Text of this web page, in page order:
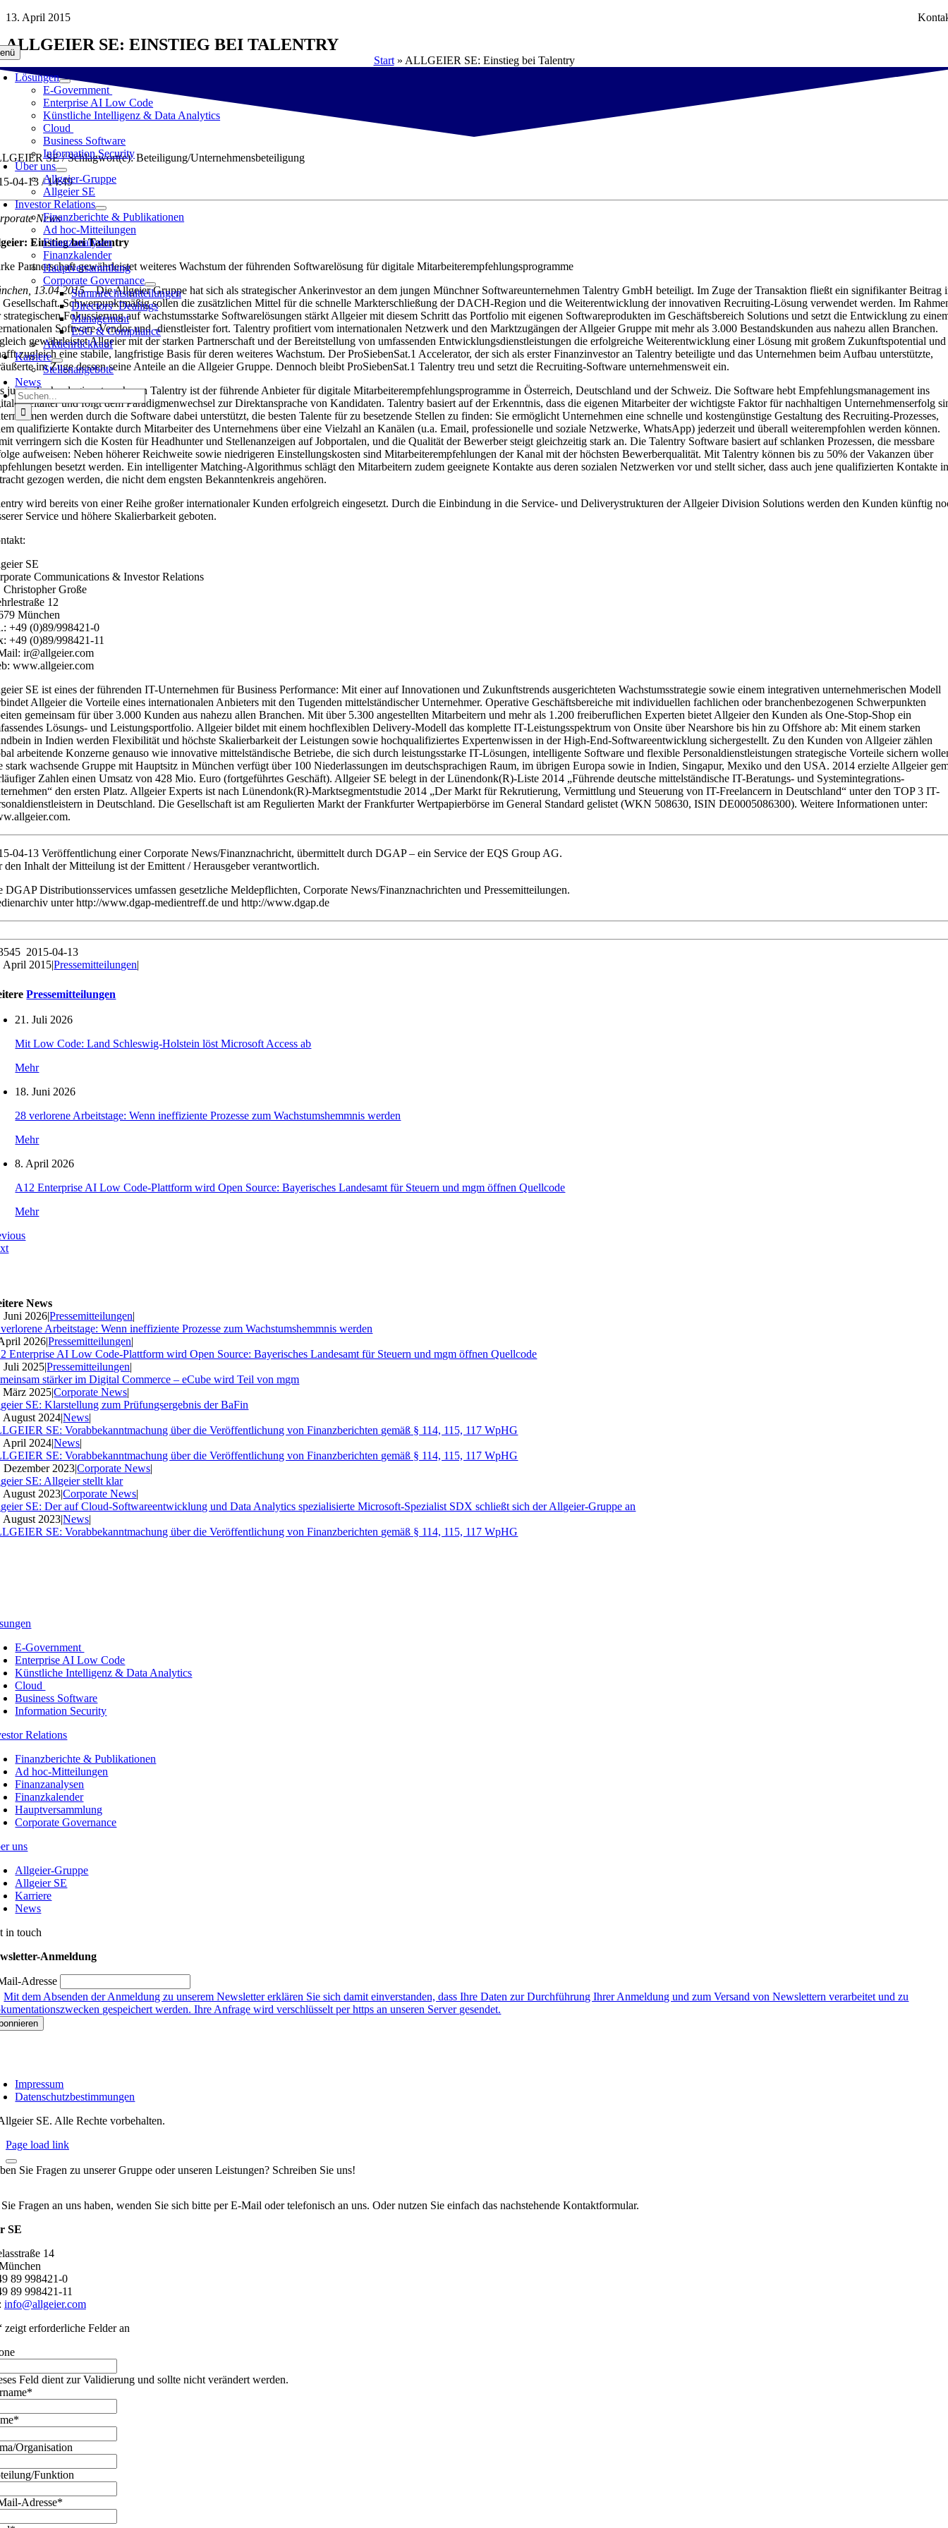
Zum
springen
Lösungen
E-Government
Enterprise AI Low Code
Künstliche Intelligenz & Data Analytics
Cloud
Business Software
Information Security
Über uns
Allgeier-Gruppe
Allgeier SE
Investor Relations
Finanzberichte & Publikationen
Ad hoc-Mitteilungen
Finanzanalysen
Finanzkalender
Hauptversammlung
Corporate Governance
Stimmrechtsmitteilungen
Directors‘ Dealings
Management
ESG & Compliance
Aktienrückkauf
Karriere
Stellenangebote
News
Suche
nach:
13. April 2015
ALLGEIER SE: EINSTIEG BEI TALENTRY
Start» ALLGEIER SE: Einstieg bei Talentry
SE / Schlagwort(e): Beteiligung/Unternehmensbeteiligung
04-13 / 14:49
News
Einstieg bei Talentry
Partnerschaft gewährleistet weiteres Wachstum der führenden Softwarelösung für digitale Mitarbeiterempfehlungsprogramme
13.04.2015 –Die Allgeier Gruppe hat sich als strategischer Ankerinvestor an dem jungen Münchner Softwareunternehmen Talentry GmbH beteiligt. Im Zuge der Transaktion fließt ein signifikanter Beitrag
Gesellschaft. Schwerpunktmäßig sollen die zusätzlichen Mittel für die schnelle Markterschließung der DACH-Region und die Weiterentwicklung der innovativen Recruiting-Lösung verwendet werden. Im
strategischen Fokussierung auf wachstumsstarke Softwarelösungen stärkt Allgeier mit diesem Schritt das Portfolio mit eigenen Softwareprodukten im Geschäftsbereich Solutions und setzt die Entwicklung zu
Software-Vendor und -dienstleister fort. Talentry profitiert vom internationalen Netzwerk und den Marktzugängen der Allgeier Gruppe mit mehr als 3.000 Bestandskunden aus nahezu allen Branchen.
gewährleistet Allgeier mit der starken Partnerschaft und der Bereitstellung von umfassenden Entwicklungsdienstleistungen die erfolgreiche Weiterentwicklung einer Lösung mit großem Zukunftspotential und
zugleich eine stabile, langfristige Basis für deren weiteres Wachstum. Der ProSiebenSat.1 Accelerator, der sich als erster Finanzinvestor an Talentry beteiligte und das Unternehmen beim Aufbau unterstützte,
im Zuge dessen seine Anteile an die Allgeier Gruppe. Dennoch bleibt ProSiebenSat.1 Talentry treu und setzt die Recruiting-Software unternehmensweit ein.
junge Technologieunternehmen Talentry ist der führende Anbieter für digitale Mitarbeiterempfehlungsprogramme in Österreich, Deutschland und der Schweiz. Die Software hebt Empfehlungsmanagement ins
Zeitalter und folgt dem Paradigmenwechsel zur Direktansprache von Kandidaten. Talentry basiert auf der Erkenntnis, dass die eigenen Mitarbeiter der wichtigste Faktor für nachhaltigen Unternehmenserfolg
werden durch die Software dabei unterstützt, die besten Talente für zu besetzende Stellen zu finden: Sie ermöglicht Unternehmen eine schnelle und kostengünstige Gestaltung des Recruiting-Prozesses,
qualifizierte Kontakte durch Mitarbeiter des Unternehmens über eine Vielzahl an Kanälen (u.a. Email, professionelle und soziale Netzwerke, WhatsApp) jederzeit und überall weiterempfohlen werden können.
verringern sich die Kosten für Headhunter und Stellenanzeigen auf Jobportalen, und die Qualität der Bewerber steigt gleichzeitig stark an. Die Talentry Software basiert auf schlanken Prozessen, die messbare
aufweisen: Neben höherer Reichweite sowie niedrigeren Einstellungskosten sind Mitarbeiterempfehlungen der Kanal mit der höchsten Bewerberqualität. Mit Talentry können bis zu 50% der Vakanzen über
besetzt werden. Ein intelligenter Matching-Algorithmus schlägt den Mitarbeitern zudem geeignete Kontakte aus deren sozialen Netzwerken vor und stellt sicher, dass auch jene qualifizierten Kontakte
gezogen werden, die nicht dem engsten Bekanntenkreis angehören.
wird bereits von einer Reihe großer internationaler Kunden erfolgreich eingesetzt. Durch die Einbindung in die Service- und Deliverystrukturen der Allgeier Division Solutions werden den Kunden künftig
Service und höhere Skalierbarkeit geboten.
SE
Communications & Investor Relations
Christopher Große
12
München
+49 (0)89/998421-0
+49 (0)89/998421-11
ir@allgeier.com
www.allgeier.com
SE ist eines der führenden IT-Unternehmen für Business Performance: Mit einer auf Innovationen und Zukunftstrends ausgerichteten Wachstumsstrategie sowie einem integrativen unternehmerischen Modell
Allgeier die Vorteile eines internationalen Anbieters mit den Tugenden mittelständischer Unternehmer. Operative Geschäftsbereiche mit individuellen fachlichen oder branchenbezogenen Schwerpunkten
gemeinsam für über 3.000 Kunden aus nahezu allen Branchen. Mit über 5.300 angestellten Mitarbeitern und mehr als 1.200 freiberuflichen Experten bietet Allgeier den Kunden als One-Stop-Shop ein
Lösungs- und Leistungsportfolio. Allgeier bildet mit einem hochflexiblen Delivery-Modell das komplette IT-Leistungsspektrum von Onsite über Nearshore bis hin zu Offshore ab: Mit einem starken
in Indien werden Flexibilität und höchste Skalierbarkeit der Leistungen sowie hochqualifiziertes Expertenwissen in der High-End-Softwareentwicklung sichergestellt. Zu den Kunden von Allgeier zählen
arbeitende Konzerne genauso wie innovative mittelständische Betriebe, die sich durch leistungsstarke IT-Lösungen, intelligente Software und flexible Personaldienstleistungen strategische Vorteile sichern
stark wachsende Gruppe mit Hauptsitz in München verfügt über 100 Niederlassungen im deutschsprachigen Raum, im übrigen Europa sowie in Indien, Singapur, Mexiko und den USA. 2014 erzielte Allgeier
Zahlen einen Umsatz von 428 Mio. Euro (fortgeführtes Geschäft). Allgeier SE belegt in der Lünendonk(R)-Liste 2014 „Führende deutsche mittelständische IT-Beratungs- und Systemintegrations-
den ersten Platz. Allgeier Experts ist nach Lünendonk(R)-Marktsegmentstudie 2014 „Der Markt für Rekrutierung, Vermittlung und Steuerung von IT-Freelancern in Deutschland“ unter den TOP 3 IT-
in Deutschland. Die Gesellschaft ist am Regulierten Markt der Frankfurter Wertpapierbörse im General Standard gelistet (WKN 508630, ISIN DE0005086300). Weitere Informationen unter:
04-13 Veröffentlichung einer Corporate News/Finanznachricht, übermittelt durch DGAP – ein Service der EQS Group AG.
den Inhalt der Mitteilung ist der Emittent / Herausgeber verantwortlich.
DGAP Distributionsservices umfassen gesetzliche Meldepflichten, Corporate News/Finanznachrichten und Pressemitteilungen.
unter http://www.dgap-medientreff.de und http://www.dgap.de
2015-04-13
April 2015|Pressemitteilungen|
Pressemitteilungen
21. Juli 2026
Mit Low Code: Land Schleswig-Holstein löst Microsoft Access ab
Mehr
18. Juni 2026
28 verlorene Arbeitstage: Wenn ineffiziente Prozesse zum Wachstumshemmnis werden
Mehr
8. April 2026
A12 Enterprise AI Low Code-Plattform wird Open Source: Bayerisches Landesamt für Steuern und mgm öffnen Quellcode
Mehr
News
Juni 2026|Pressemitteilungen|
Arbeitstage: Wenn ineffiziente Prozesse zum Wachstumshemmnis werden
2026|Pressemitteilungen|
Enterprise AI Low Code-Plattform wird Open Source: Bayerisches Landesamt für Steuern und mgm öffnen Quellcode
Juli 2025|Pressemitteilungen|
stärker im Digital Commerce – eCube wird Teil von mgm
März 2025|Corporate News|
SE: Klarstellung zum Prüfungsergebnis der BaFin
August 2024|News|
SE: Vorabbekanntmachung über die Veröffentlichung von Finanzberichten gemäß § 114, 115, 117 WpHG
April 2024|News|
SE: Vorabbekanntmachung über die Veröffentlichung von Finanzberichten gemäß § 114, 115, 117 WpHG
Dezember 2023|Corporate News|
SE: Allgeier stellt klar
August 2023|Corporate News|
SE: Der auf Cloud-Softwareentwicklung und Data Analytics spezialisierte Microsoft-Spezialist SDX schließt sich der Allgeier-Gruppe an
August 2023|News|
SE: Vorabbekanntmachung über die Veröffentlichung von Finanzberichten gemäß § 114, 115, 117 WpHG
E-Government
Enterprise AI Low Code
Künstliche Intelligenz & Data Analytics
Cloud
Business Software
Information Security
Relations
Finanzberichte & Publikationen
Ad hoc-Mitteilungen
Finanzanalysen
Finanzkalender
Hauptversammlung
Corporate Governance
uns
Allgeier-Gruppe
Allgeier SE
Karriere
News
in touch
Anmeldung
Adresse
Mit dem Absenden der Anmeldung zu unserem Newsletter erklären Sie sich damit einverstanden, dass Ihre Daten zur Durchführung Ihrer Anmeldung und zum Versand von Newslettern verarbeitet und zu
gespeichert werden. Ihre Anfrage wird verschlüsselt per https an unseren Server gesendet.
Impressum
Datenschutzbestimmungen
SE. Alle Rechte vorbehalten.
Page load link
Sie Fragen zu unserer Gruppe oder unseren Leistungen? Schreiben Sie uns!
Fragen an uns haben, wenden Sie sich bitte per E-Mail oder telefonisch an uns. Oder nutzen Sie einfach das nachstehende Kontaktformular.
SE
14
89 998421-0
89 998421-11
info@allgeier.com
zeigt erforderliche Felder an
Feld dient zur Validierung und sollte nicht verändert werden.
*
*
Organisation
Funktion
Adresse*